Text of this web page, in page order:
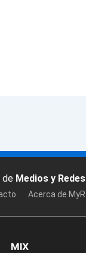
de Medios y Redes
Acerca de MyR
MIX